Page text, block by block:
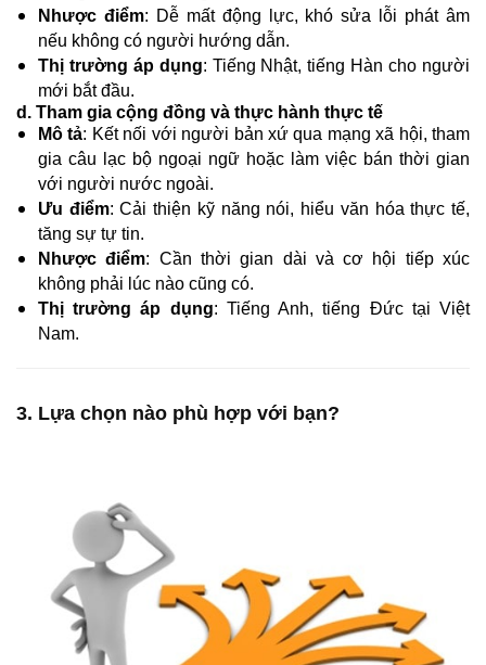
Nhược điểm: Dễ mất động lực, khó sửa lỗi phát âm
nếu không có người hướng dẫn.
Thị trường áp dụng: Tiếng Nhật, tiếng Hàn cho người
mới bắt đầu.
d. Tham gia cộng đồng và thực hành thực tế
Mô tả: Kết nối với người bản xứ qua mạng xã hội, tham
gia câu lạc bộ ngoại ngữ hoặc làm việc bán thời gian
với người nước ngoài.
Ưu điểm: Cải thiện kỹ năng nói, hiểu văn hóa thực tế,
tăng sự tự tin.
Nhược điểm: Cần thời gian dài và cơ hội tiếp xúc
không phải lúc nào cũng có.
Thị trường áp dụng: Tiếng Anh, tiếng Đức tại Việt
Nam.
3. Lựa chọn nào phù hợp với bạn?